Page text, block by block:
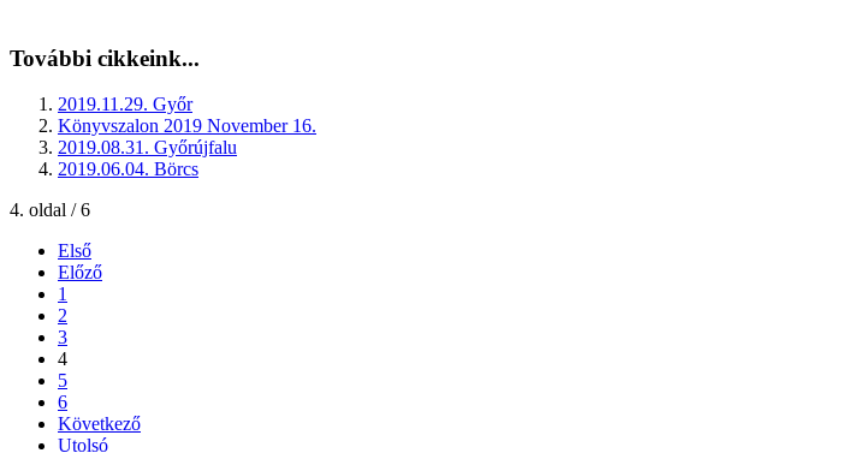
További cikkeink...
2019.11.29. Győr
Könyvszalon 2019 November 16.
2019.08.31. Győrújfalu
2019.06.04. Börcs
4. oldal / 6
Első
Előző
1
2
3
4
5
6
Következő
Utolsó